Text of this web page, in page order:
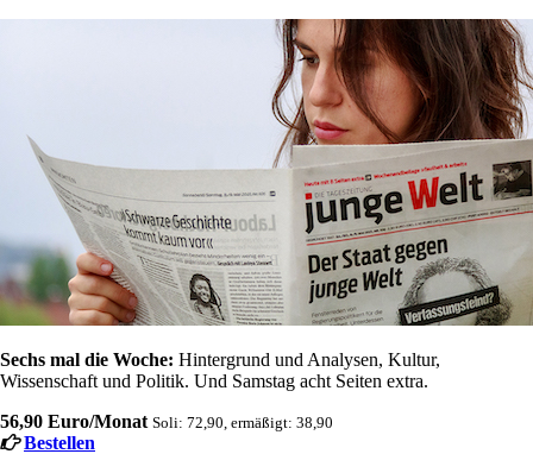
Sechs mal die Woche: Hintergrund und Analysen, Kultur,
Wissenschaft und Politik. Und Samstag acht Seiten extra.
56,90 Euro/Monat Soli: 72,90, ermäßigt: 38,90
Bestellen